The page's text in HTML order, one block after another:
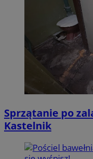
Sprzątanie po
Kastelnik